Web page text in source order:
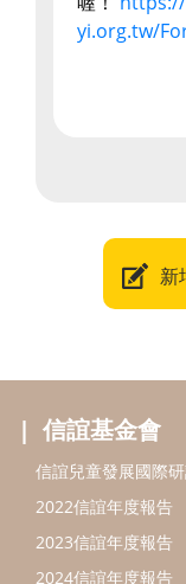
yi.org.tw/
新
信誼基金會
信誼兒童發展國際
2022信誼年度報告
2023信誼年度報告
2024信誼年度報告